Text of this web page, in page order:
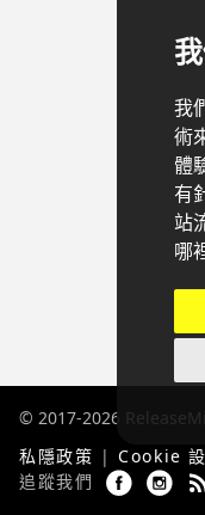
我
術
體
有
站
哪
© 2017-2026
私隱政策 |Cookie
追蹤我們